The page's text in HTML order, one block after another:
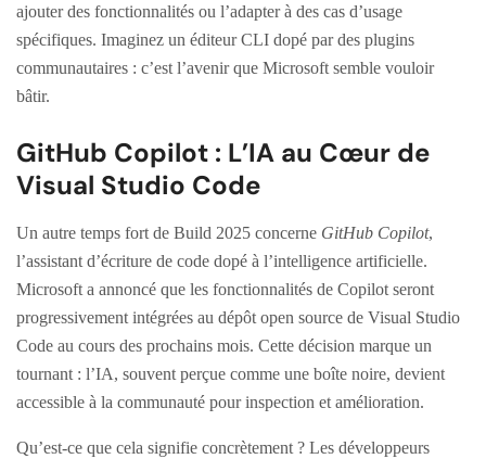
ajouter des fonctionnalités ou l’adapter à des cas d’usage
spécifiques. Imaginez un éditeur CLI dopé par des plugins
communautaires : c’est l’avenir que Microsoft semble vouloir
bâtir.
GitHub Copilot : L’IA au Cœur de
Visual Studio Code
Un autre temps fort de Build 2025 concerne GitHub Copilot,
l’assistant d’écriture de code dopé à l’intelligence artificielle.
Microsoft a annoncé que les fonctionnalités de Copilot seront
progressivement intégrées au dépôt open source de Visual Studio
Code au cours des prochains mois. Cette décision marque un
tournant : l’IA, souvent perçue comme une boîte noire, devient
accessible à la communauté pour inspection et amélioration.
Qu’est-ce que cela signifie concrètement ? Les développeurs